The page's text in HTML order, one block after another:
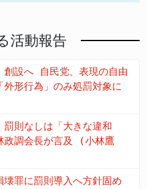
活動報告
創設へ 自民党、表現の自由
外形行為」のみ処罰対象に
罰則なしは「大きな違和
調会長が言及 (小林鷹
壊罪に罰則導入へ方針固め